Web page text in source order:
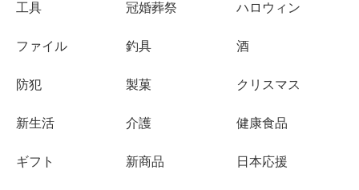
工具 冠婚葬祭 ハロウィン
ファイル 釣具 酒
防犯 製菓 クリスマス
新生活 介護 健康食品
ギフト 新商品 日本応援